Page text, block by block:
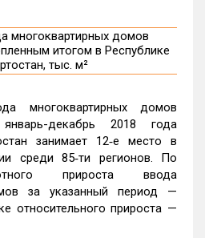
многоквартирных домов
декабрь 2018 года
занимает 12‑е место в
среди 85‑ти регионов. По
прироста ввода
за указанный период —
относительного прироста —